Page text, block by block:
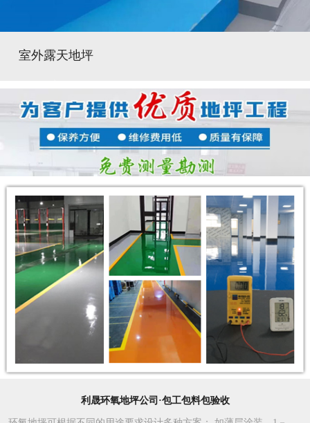
室外露天地坪
利晟环氧地坪公司·包工包料包验收